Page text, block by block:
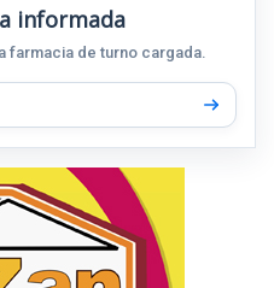
informada
farmacia de turno cargada.